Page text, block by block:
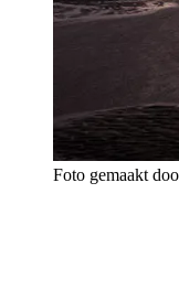
Foto gemaakt